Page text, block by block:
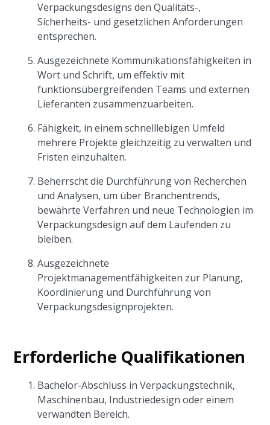
Verpackungsdesigns den Qualitäts-,
Sicherheits- und gesetzlichen Anforderungen
entsprechen.
Ausgezeichnete Kommunikationsfähigkeiten in
Wort und Schrift, um effektiv mit
funktionsübergreifenden Teams und externen
Lieferanten zusammenzuarbeiten.
Fähigkeit, in einem schnelllebigen Umfeld
mehrere Projekte gleichzeitig zu verwalten und
Fristen einzuhalten.
Beherrscht die Durchführung von Recherchen
und Analysen, um über Branchentrends,
bewährte Verfahren und neue Technologien im
Verpackungsdesign auf dem Laufenden zu
bleiben.
Ausgezeichnete
Projektmanagementfähigkeiten zur Planung,
Koordinierung und Durchführung von
Verpackungsdesignprojekten.
Erforderliche Qualifikationen
Bachelor-Abschluss in Verpackungstechnik,
Maschinenbau, Industriedesign oder einem
verwandten Bereich.